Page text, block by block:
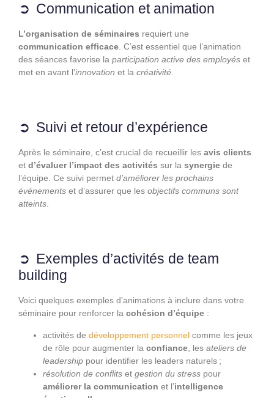
Communication et animation
L’organisation de séminaires requiert une
communication efficace . C’est essentiel que l’animation
des séances favorise la participation active des employés et
met en avant l’innovation et la créativité
Suivi et retour d’expérience
Après le séminaire, c’est crucial de recueillir les avis clients
et d’évaluer l’impact des activités sur la synergie de
l’équipe. Ce suivi permet d’améliorer les prochains
événements et d’assurer que les objectifs communs sont
atteints
Exemples d’activités de team
building
Voici quelques exemples d’animations à inclure dans votre
séminaire pour renforcer la cohésion d’équipe :
activités de développement personnel comme les jeux
de rôle pour augmenter la confiance , les ateliers de
leadership pour identifier les leaders naturels ;
résolution de conflits et gestion du stress pour
améliorer la communication et l’intelligence